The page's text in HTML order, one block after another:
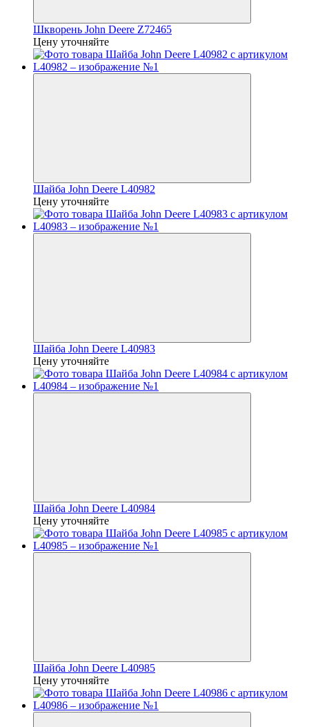
Шкворень John Deere Z72465
Цену уточняйте
Шайба John Deere L40982
Цену уточняйте
Шайба John Deere L40983
Цену уточняйте
Шайба John Deere L40984
Цену уточняйте
Шайба John Deere L40985
Цену уточняйте